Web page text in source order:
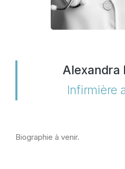
Alexandra
Infirmière
Biographie à venir.